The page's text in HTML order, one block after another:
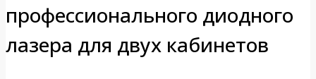
профессионального диодного
лазера для двух кабинетов